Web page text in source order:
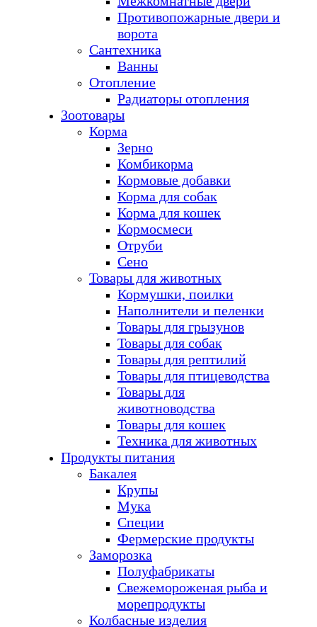
Противопожарные двери и
ворота
Сантехника
Ванны
Отопление
Радиаторы отопления
Зоотовары
Корма
Зерно
Комбикорма
Кормовые добавки
Корма для собак
Корма для кошек
Кормосмеси
Отруби
Сено
Товары для животных
Кормушки, поилки
Наполнители и пеленки
Товары для грызунов
Товары для собак
Товары для рептилий
Товары для птицеводства
Товары для
животноводства
Товары для кошек
Техника для животных
Продукты питания
Бакалея
Крупы
Мука
Специи
Фермерские продукты
Заморозка
Полуфабрикаты
Свежемороженая рыба и
морепродукты
Колбасные изделия